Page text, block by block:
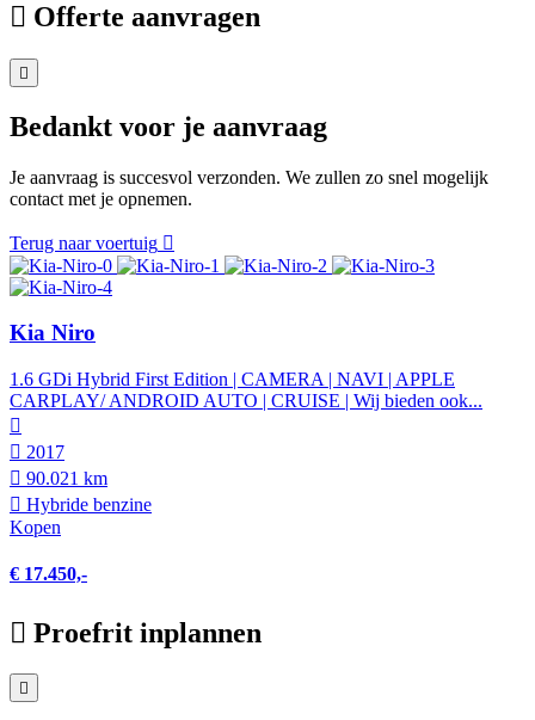
Offerte aanvragen
Bedankt voor je aanvraag
Je aanvraag is succesvol verzonden. We zullen zo snel mogelijk
contact met je opnemen.
Terug naar voertuig
Kia Niro
1.6 GDi Hybrid First Edition | CAMERA | NAVI | APPLE
CARPLAY/ ANDROID AUTO | CRUISE | Wij bieden ook...
2017
90.021 km
Hybride benzine
Kopen
€ 17.450,-
Proefrit inplannen